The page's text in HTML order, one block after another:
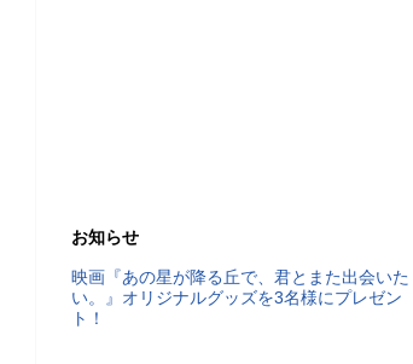
お知らせ
映画『あの星が降る丘で、君とまた出会いた
い。』オリジナルグッズを3名様にプレゼン
ト！